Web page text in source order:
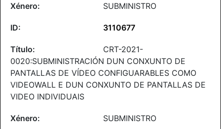
SUBMINISTRO
3110677
CRT-2021-
0020:SUBMINISTRACIÓN DUN CONXUNTO DE
PANTALLAS DE VÍDEO CONFIGUARABLES COMO
VIDEOWALL E DUN CONXUNTO DE PANTALLAS DE
VIDEO INDIVIDUAIS
SUBMINISTRO